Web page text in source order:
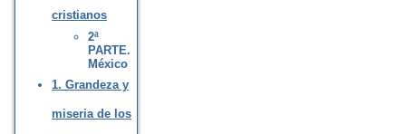
cristianos
2ª
PARTE.
México
1. Grandeza y
miseria de los